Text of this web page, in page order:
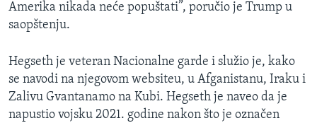
Amerika nikada neće popuštati”, poručio je Trump u
saopštenju.
Hegseth je veteran Nacionalne garde i služio je, kako
se navodi na njegovom websiteu, u Afganistanu, Iraku i
Zalivu Gvantanamo na Kubi. Hegseth je naveo da je
napustio vojsku 2021. godine nakon što je označen